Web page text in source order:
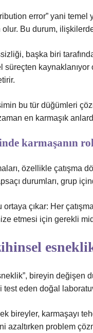
error” yani temel
Bu durum,
başka biri
süreçten
bu tür düğümleri
en karmaşık
karmaşanın
özellikle çatışma
durumları, grup
çıkar: Her
etmesi için gerekli
bireyin değişen
test eden doğal
bireyler, karmaşayı
azaltırken problem